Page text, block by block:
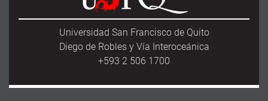
Universidad San Francisco de Quito
Diego de Robles y Vía Interoceánica
+593 2 506 1700